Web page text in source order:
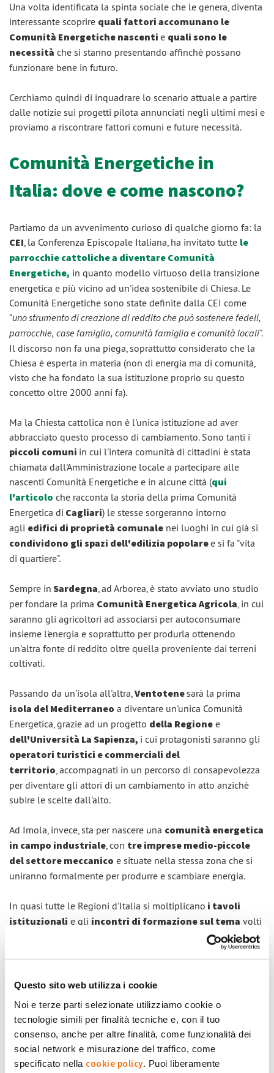
Questo sito web utilizza i cookie
Noi e terze parti selezionate utilizziamo cookie o
tecnologie simili per finalità tecniche e, con il tuo
consenso, anche per altre finalità, come funzionalità dei
social network e misurazione del traffico, come
specificato nella cookie policy . Puoi liberamente
Una volta identificata la spinta sociale che le genera, diventa
interessante scoprire quali fattori accomunano le
Comunità Energetiche nascenti e quali sono le
necessità che si stanno presentando affinchè possano
funzionare bene in futuro.
Cerchiamo quindi di inquadrare lo scenario attuale a partire
dalle notizie sui progetti pilota annunciati negli ultimi mesi e
proviamo a riscontrare fattori comuni e future necessità.
Comunità Energetiche in
Italia: dove e come nascono?
Partiamo da un avvenimento curioso di qualche giorno fa: la
CEI, la Conferenza Episcopale Italiana, ha invitato tutte le
parrocchie cattoliche a diventare Comunità
Energetiche, in quanto modello virtuoso della transizione
energetica e più vicino ad un'idea sostenibile di Chiesa. Le
Comunità Energetiche sono state definite dalla CEI come
“uno strumento di creazione di reddito che può sostenere fedeli,
parrocchie, case famiglia, comunità famiglia e comunità locali”.
Il discorso non fa una piega, soprattutto considerato che la
Chiesa è esperta in materia (non di energia ma di comunità,
visto che ha fondato la sua istituzione proprio su questo
concetto oltre 2000 anni fa).
Ma la Chiesta cattolica non è l'unica istituzione ad aver
abbracciato questo processo di cambiamento. Sono tanti i
piccoli comuni in cui l'intera comunità di cittadini è stata
chiamata dall'Amministrazione locale a partecipare alle
nascenti Comunità Energetiche e in alcune città (qui
l'articolo che racconta la storia della prima Comunità
Energetica di Cagliari) le stesse sorgeranno intorno
agli edifici di proprietà comunale nei luoghi in cui già si
condividono gli spazi dell'edilizia popolaree si fa "vita
di quartiere".
Sempre in Sardegna, ad Arborea, è stato avviato uno studio
per fondare la prima Comunità Energetica Agricola, in cui
saranno gli agricoltori ad associarsi per autoconsumare
insieme l'energia e soprattutto per produrla ottenendo
un'altra fonte di reddito oltre quella proveniente dai terreni
coltivati.
Passando da un'isola all'altra,Ventotenesarà la prima
isola del Mediterraneo a diventare un'unica Comunità
Energetica, grazie ad un progetto della Regione e
dell'Università La Sapienza, i cui protagonisti saranno gli
operatori turistici e commerciali del
territorio,accompagnati in un percorso di consapevolezza
per diventare gli attori di un cambiamento in atto anzichè
subire le scelte dall'alto.
Ad Imola, invece, sta per nascere una comunità energetica
in campo industriale, con tre imprese medio-piccole
del settore meccanico e situate nella stessa zona che si
uniranno formalmente per produrre e scambiare energia.
In quasi tutte le Regioni d'Italia si moltiplicano i tavoli
istituzionali e gli incontri di formazione sul tema volti
modelli, processi e best practicesma al
momento sono aperti solo agli addetti ai lavori, anche
attesa del decreto attuativo che stabilirà tutte le regole.
vorrà entrare a far parte di una Comunità Energetica.
Le Comunità Energetiche